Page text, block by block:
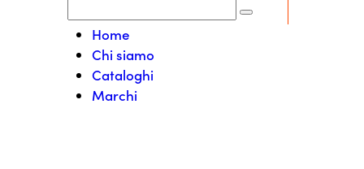
Home
Chi siamo
Cataloghi
Marchi